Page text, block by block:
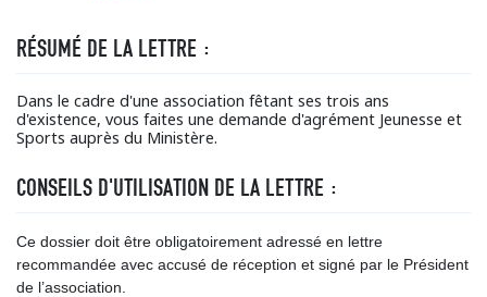
RÉSUMÉ DE LA LETTRE :
Dans le cadre d'une association fêtant ses trois ans
d'existence, vous faites une demande d'agrément Jeunesse et
Sports auprès du Ministère.
CONSEILS D'UTILISATION DE LA LETTRE :
Ce dossier doit être obligatoirement adressé en lettre
recommandée avec accusé de réception et signé par le Président
de l’association.